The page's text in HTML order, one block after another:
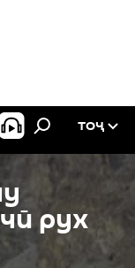
ТОҶ
рух